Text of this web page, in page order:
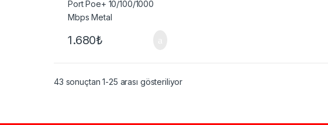
1.680₺
43 sonuçtan 1-25 arası gösteriliyor